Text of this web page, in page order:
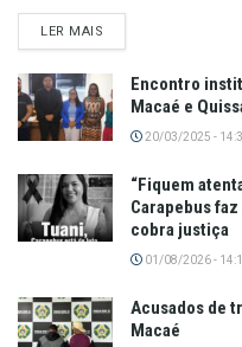
LER MAIS
Encontro
Macaé e
20/03/2025 -
“Fiquem
Carapebus
cobra justiça
01/08/2026 -
Acusados de
Macaé